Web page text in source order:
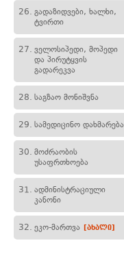
26. გადაზიდვები, ხალხი,
ტვირთი
27. ველოსიპედი, მოპედი
და პირუტყვის
გადარეკვა
28. საგზაო მონიშვნა
29. სამედიცინო დახმარება
30. მოძრაობის
უსაფრთხოება
31. ადმინისტრაციული
კანონი
32. ეკო-მართვა [ახალი]